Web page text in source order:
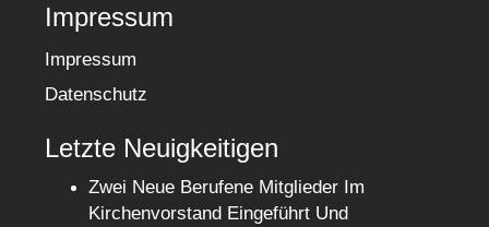
Impressum
Impressum
Datenschutz
Letzte Neuigkeitigen
Zwei Neue Berufene Mitglieder Im
Kirchenvorstand Eingeführt Und